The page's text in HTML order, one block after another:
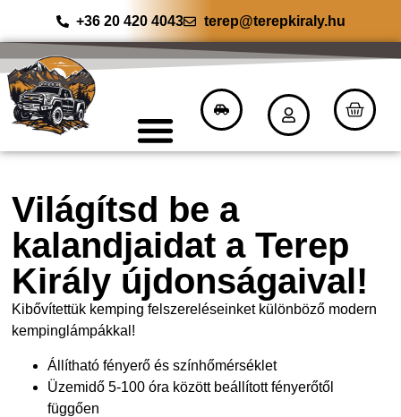
+36 20 420 4043 terep@terepkiraly.hu
Világítsd be a
kalandjaidat a Terep
Király újdonságaival!
Kibővítettük kemping felszereléseinket különböző modern
kempinglámpákkal!
Állítható fényerő és színhőmérséklet
Üzemidő 5-100 óra között beállított fényerőtől
függően